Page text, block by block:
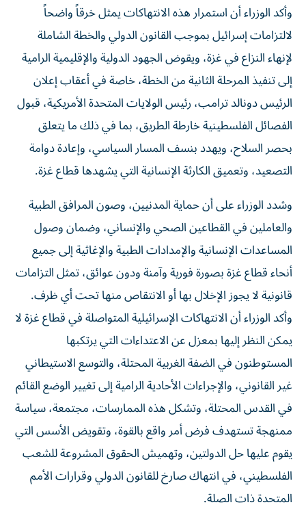
وأكد الوزراء أن استمرار هذه الانتهاكات يمثل خرقاً واضحاً
لالتزامات إسرائيل بموجب القانون الدولي والخطة الشاملة
لإنهاء النزاع في غزة، ويقوض الجهود الدولية والإقليمية الرامية
إلى تنفيذ المرحلة الثانية من الخطة، خاصة في أعقاب إعلان
الرئيس دونالد ترامب، رئيس الولايات المتحدة الأمريكية، قبول
الفصائل الفلسطينية خارطة الطريق، بما في ذلك ما يتعلق
بحصر السلاح، ويهدد بنسف المسار السياسي، وإعادة دوامة
التصعيد، وتعميق الكارثة الإنسانية التي يشهدها قطاع غزة.
وشدد الوزراء على أن حماية المدنيين، وصون المرافق الطبية
والعاملين في القطاعين الصحي والإنساني، وضمان وصول
المساعدات الإنسانية والإمدادات الطبية والإغاثية إلى جميع
أنحاء قطاع غزة بصورة فورية وآمنة ودون عوائق، تمثل التزامات
قانونية لا يجوز الإخلال بها أو الانتقاص منها تحت أي ظرف.
وأكد الوزراء أن الانتهاكات الإسرائيلية المتواصلة في قطاع غزة لا
يمكن النظر إليها بمعزل عن الاعتداءات التي يرتكبها
المستوطنون في الضفة الغربية المحتلة، والتوسع الاستيطاني
غير القانوني، والإجراءات الأحادية الرامية إلى تغيير الوضع القائم
في القدس المحتلة، وتشكل هذه الممارسات، مجتمعة، سياسة
ممنهجة تستهدف فرض أمر واقع بالقوة، وتقويض الأسس التي
يقوم عليها حل الدولتين، وتهميش الحقوق المشروعة للشعب
الفلسطيني، في انتهاك صارخ للقانون الدولي وقرارات الأمم
المتحدة ذات الصلة.